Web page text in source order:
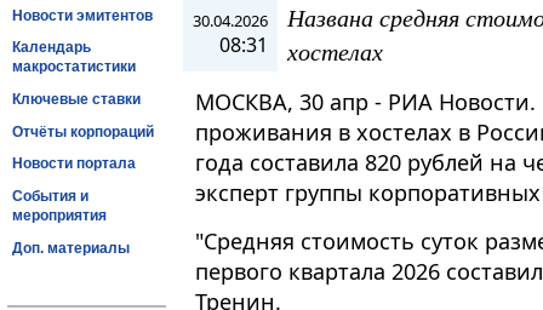
Новости эмитентов
Календарь
макростатистики
Ключевые ставки
Отчёты корпораций
Новости портала
События и
мероприятия
Доп. материалы
30.04.2026
08:31
Названа средняя
хостелах
МОСКВА, 30 апр - РИА Новости.
проживания в хостелах в
года составила 820 рублей на
эксперт группы
"Средняя стоимость суток
первого квартала 2026
Тренин​​​.